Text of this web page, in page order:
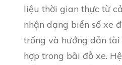
liệu thời gian thực từ
nhận dạng biển số xe
trống và hướng dẫn
hợp trong bãi đỗ xe.